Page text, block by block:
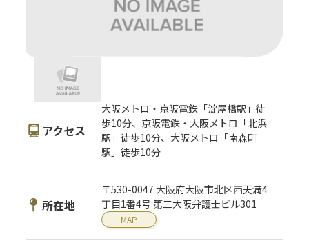
アクセス
大阪メトロ・京阪電鉄「淀屋橋駅」徒
歩10分、京阪電鉄・大阪メトロ「北浜
駅」徒歩10分、大阪メトロ「南森町
駅」徒歩10分
所在地
〒530-0047 大阪府大阪市北区西天満4
丁目1番4号 第三大阪弁護士ビル301
MAP